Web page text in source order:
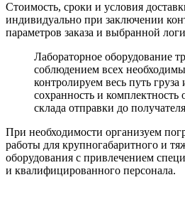
Стоимость, сроки и условия
индивидуально при заключении
параметров заказа и выбранной
Лабораторное оборудование
соблюдением всех
контролируем весь путь груза
сохранность и комплектность
склада отправки до
При необходимости организуем
работы для крупногабаритного и
оборудования с привлечением
и квалифицированного персонала.